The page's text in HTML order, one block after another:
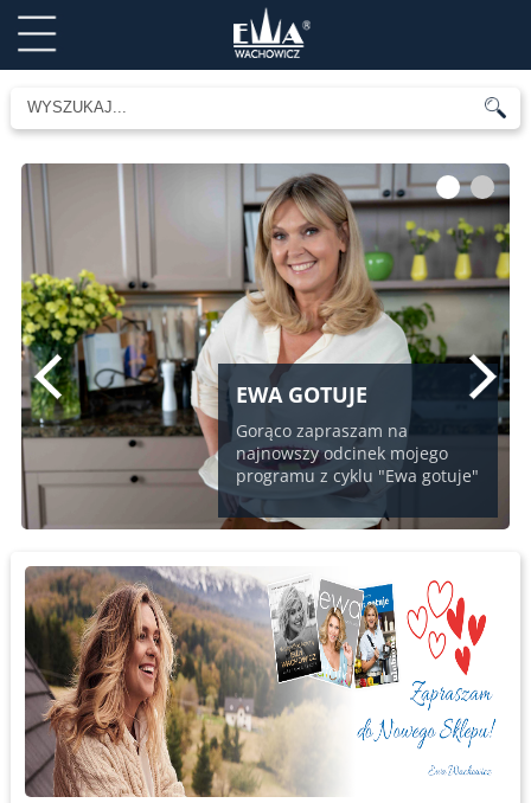
EWA GOTUJE
Gorąco zapraszam na
najnowszy odcinek mojego
programu z cyklu "Ewa gotuje"
1 2